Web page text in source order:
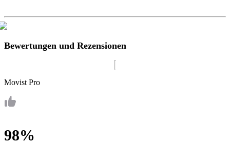
Bewertungen und Rezensionen
Movist Pro
98%